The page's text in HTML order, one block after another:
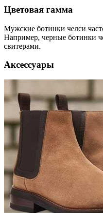
Цветовая гамма
Мужские ботинки челси
Например, черные ботинки
свитерами.
Аксессуары